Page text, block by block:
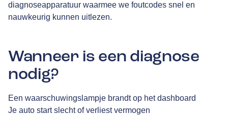
diagnoseapparatuur waarmee we foutcodes snel en
nauwkeurig kunnen uitlezen.
Wanneer is een diagnose
nodig?
Een waarschuwingslampje brandt op het dashboard
Je auto start slecht of verliest vermogen